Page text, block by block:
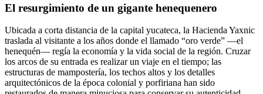
El resurgimiento de un gigante henequenero
Ubicada a corta distancia de la capital yucateca, la Hacienda Yaxnic
traslada al visitante a los años donde el llamado “oro verde” —el
henequén— regía la economía y la vida social de la región. Cruzar
los arcos de su entrada es realizar un viaje en el tiempo; las
estructuras de mampostería, los techos altos y los detalles
arquitectónicos de la época colonial y porfiriana han sido